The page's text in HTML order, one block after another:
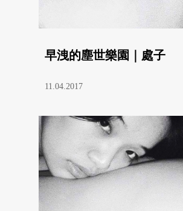
早洩的塵世樂園｜處子
11.04.2017